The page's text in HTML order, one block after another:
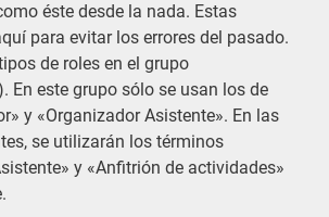
éste desde la nada. Estas
para evitar los errores del pasado.
de roles en el grupo
En este grupo sólo se usan los de
y «Organizador Asistente». En las
se utilizarán los términos
y «Anfitrión de actividades»